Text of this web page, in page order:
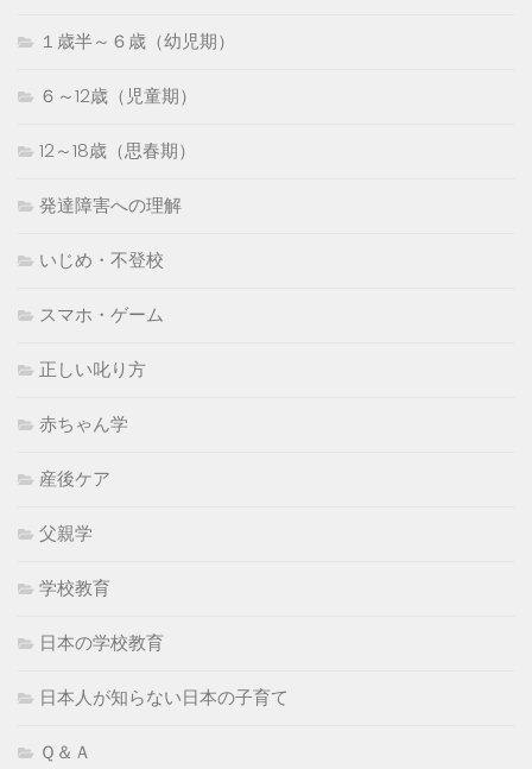
１歳半～６歳（幼児期）
６～12歳（児童期）
12～18歳（思春期）
発達障害への理解
いじめ・不登校
スマホ・ゲーム
正しい叱り方
赤ちゃん学
産後ケア
父親学
学校教育
日本の学校教育
日本人が知らない日本の子育て
Ｑ＆Ａ